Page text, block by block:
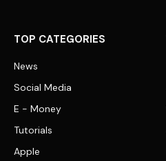
TOP CATEGORIES
News
Social Media
E - Money
Tutorials
Apple